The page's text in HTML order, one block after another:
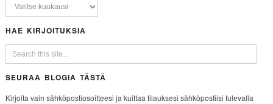
HAE KIRJOITUKSIA
SEURAA BLOGIA TÄSTÄ
Kirjoita vain sähköpostiosoitteesi ja kuittaa tilauksesi sähköpostiisi tulevalla